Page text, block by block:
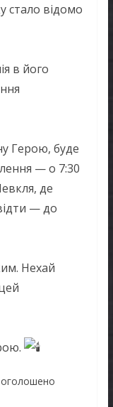
стало відомо
в його
Герою, буде
— о 7:30
де
— до
Нехай
оголошено